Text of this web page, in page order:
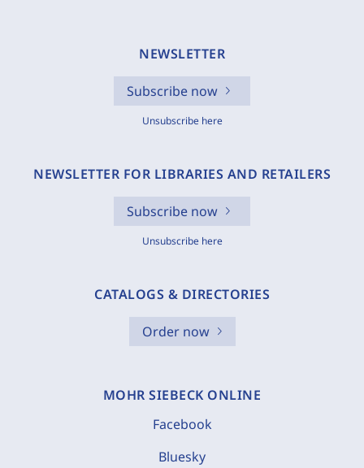
NEWSLETTER
Subscribe now
Unsubscribe here
NEWSLETTER FOR LIBRARIES AND RETAILERS
Subscribe now
Unsubscribe here
CATALOGS & DIRECTORIES
Order now
MOHR SIEBECK ONLINE
Facebook
Bluesky